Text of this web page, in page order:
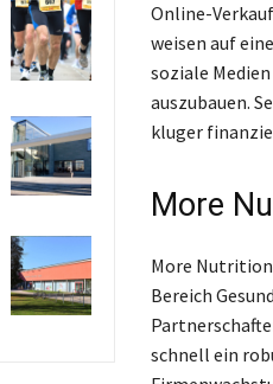
Online-
weisen auf
soziale
auszubauen.
kluger
More
More
Bereich
schnell ein